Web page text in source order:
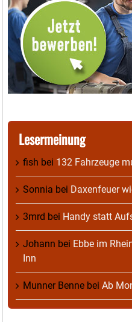
Lesermeinung
fish bei 132 Fahrzeuge
Sonnia bei Daxenfeuer
3mrd bei Handy statt
Johann bei Ebbe im
Inn
Munner Benne bei Ab